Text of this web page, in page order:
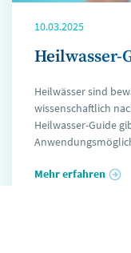
10.03.2025
Heilwasser-
Heilwässer sind
wissenschaftlich
Heilwasser-Guide
Mehr erfahren